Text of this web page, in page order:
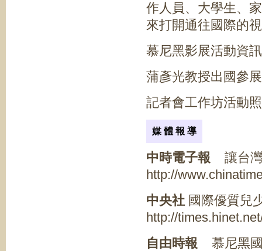
作人員、大學生、
來打開通往國際的
慕尼黑影展活動資
蒲彥光教授出國參
記者會工作坊活動
媒 體 報 導
中時電子報 讓台灣
http://
中央社 國際優質兒
http://
自由時報 慕尼黑國